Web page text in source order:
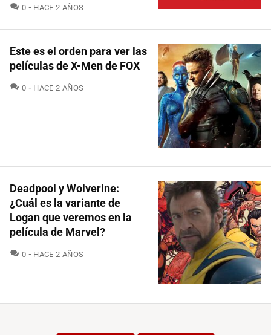
0 COMENTARIOS
HACE 2 AÑOS
Este es el orden para ver las
películas de X-Men de FOX
0 COMENTARIOS
HACE 2 AÑOS
Deadpool y Wolverine:
¿Cuál es la variante de
Logan que veremos en la
película de Marvel?
0 COMENTARIOS
HACE 2 AÑOS